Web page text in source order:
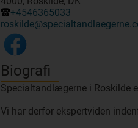
+4546365033
Biografi
Specialtandlægerne i Roskilde
Vi har derfor ekspertviden